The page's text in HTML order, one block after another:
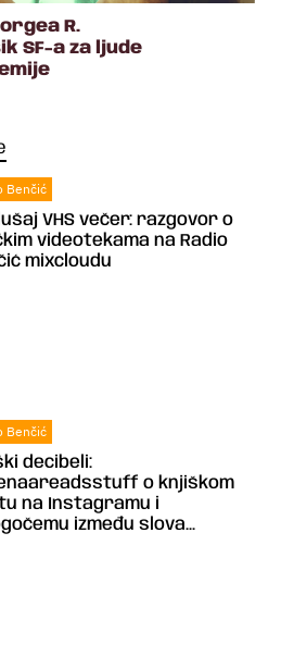
R.
SF-a za ljude
Benčić
VHS večer: razgovor o
videotekama na Radio
mixcloudu
Benčić
decibeli:
o knjiškom
na Instagramu i
između slova...